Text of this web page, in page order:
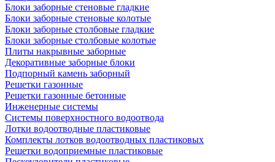
Блоки заборные стеновые гладкие
Блоки заборные стеновые колотые
Блоки заборные столбовые гладкие
Блоки заборные столбовые колотые
Плиты накрывные заборные
Декоративные заборные блоки
Подпорный камень заборный
Решетки газонные
Решетки газонные бетонные
Инженерные системы
Системы поверхностного водоотвода
Лотки водоотводные пластиковые
Комплекты лотков водоотводных пластиковых
Решетки водоприемные пластиковые